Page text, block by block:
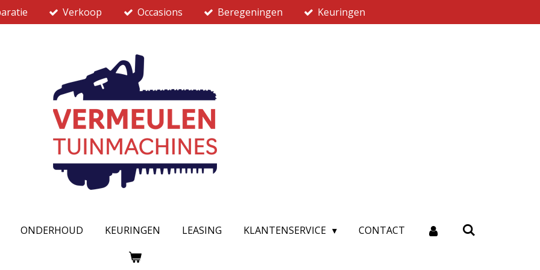
Verkoop Occasions Beregeningen Keuringen
ONDERHOUD KEURINGEN LEASING KLANTENSERVICE CONTACT